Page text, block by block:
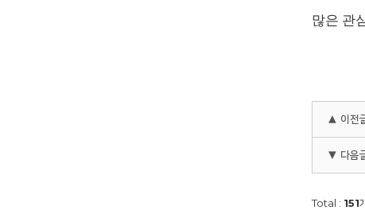
많은 관
▲ 이전
▼ 다음
Total : 151